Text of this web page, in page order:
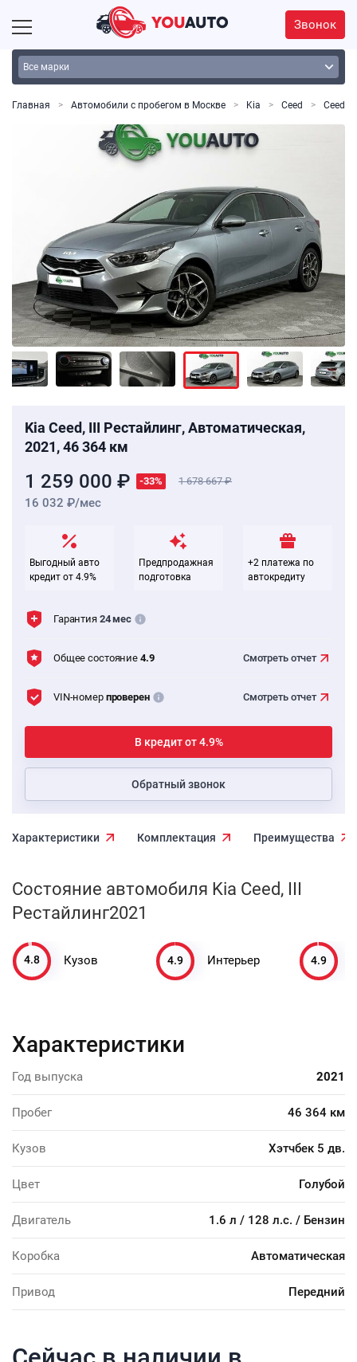
Звонок
Главная Автомобили с пробегом в Москве Kia Ceed Ceed,
Kia Ceed, III Рестайлинг, Автоматическая,
2021, 46 364 км
1 259 000 ₽ -33% 1 678 667
16 032 ₽/мес
Выгодный авто
кредит от 4.9%
Предпродажная
подготовка
+2 платежа по
автокредиту
Гарантия 24 мес
Общее состояние 4.9 Смотреть отчет
VIN-номер проверен Смотреть отчет
В кредит от 4.9%
Обратный звонок
Характеристики Комплектация Преимущества
Состояние автомобиля Kia Ceed, III
Рестайлинг2021
4.8 Кузов 4.9 Интерьер 4.9
Характеристики
Год выпуска 2021
Пробег 46 364 км
Кузов Хэтчбек 5 дв.
Цвет Голубой
Двигатель 1.6 л / 128 л.с. / Бензин
Коробка Автоматическая
Привод Передний